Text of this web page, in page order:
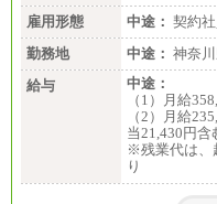
雇用形態
中途： 契約社
勤務地
中途： 神奈
給与
中途：
（1）月給
（2）月給
当21,430円含
※残業代は、
り